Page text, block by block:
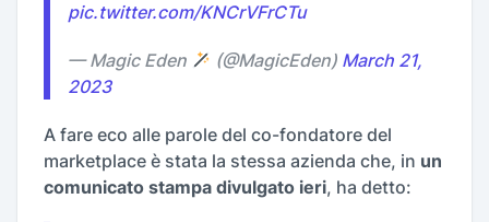
pic.twitter.com/KNCrVFrCTu
— Magic Eden (@MagicEden) March 21,
2023
A fare eco alle parole del co-fondatore del
marketplace è stata la stessa azienda che, in un
comunicato stampa divulgato ieri, ha detto: